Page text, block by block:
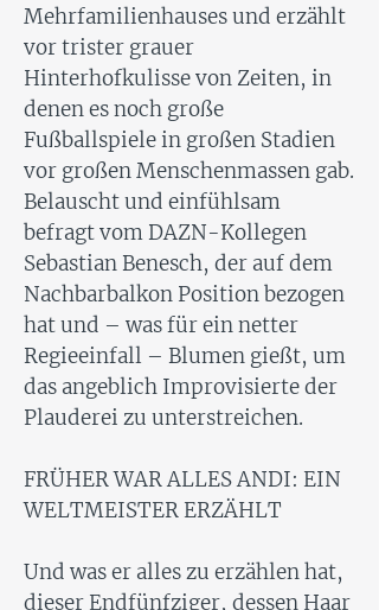
Mehrfamilienhauses und erzählt
vor trister grauer
Hinterhofkulisse von Zeiten, in
denen es noch große
Fußballspiele in großen Stadien
vor großen Menschenmassen gab.
Belauscht und einfühlsam
befragt vom DAZN-Kollegen
Sebastian Benesch, der auf dem
Nachbarbalkon Position bezogen
hat und – was für ein netter
Regieeinfall – Blumen gießt, um
das angeblich Improvisierte der
Plauderei zu unterstreichen.
FRÜHER WAR ALLES ANDI: EIN
WELTMEISTER ERZÄHLT
Und was er alles zu erzählen hat,
dieser Endfünfziger, dessen Haar